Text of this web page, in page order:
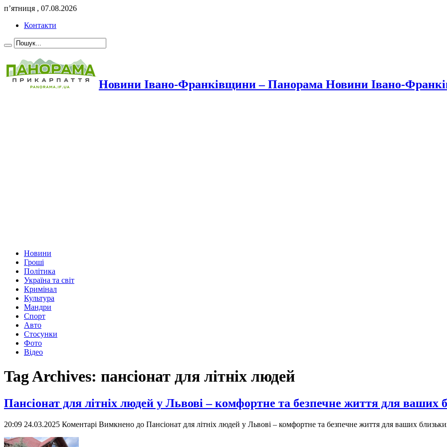
п’ятниця , 07.08.2026
Контакти
Новини Івано-Франківщини – Панорама Новини Івано-
Новини
Гроші
Політика
Україна та світ
Кримінал
Культура
Мандри
Спорт
Авто
Стосунки
Фото
Відео
Tag Archives: пансіонат для літніх людей
Пансіонат для літніх людей у Львові – комфортне та безпечне життя для ваших
20:09 24.03.2025 Коментарі Вимкнено до Пансіонат для літніх людей у Львові – комфортне та безпечне життя для ваших